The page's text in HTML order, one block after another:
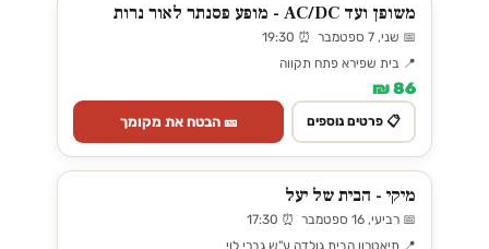
משופן ועד AC/DC - מופע פסנתר לאור נרות
📅 שני, 7 ספטמבר ⏰ 19:30
📍 בית שפירא פתח תקווה
86 ₪
📋 פרטים נוספים 🎫 הבטח את מקומך
מיקי - הבית של יעל
📅 רביעי, 16 ספטמבר ⏰ 17:30
📍 תיאטרון הבית גולדה ע"ש גברי לוי